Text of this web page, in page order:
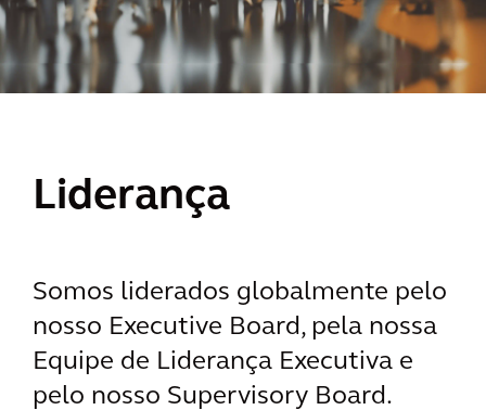
Liderança
Somos liderados globalmente pelo
nosso Executive Board, pela nossa
Equipe de Liderança Executiva e
pelo nosso Supervisory Board.